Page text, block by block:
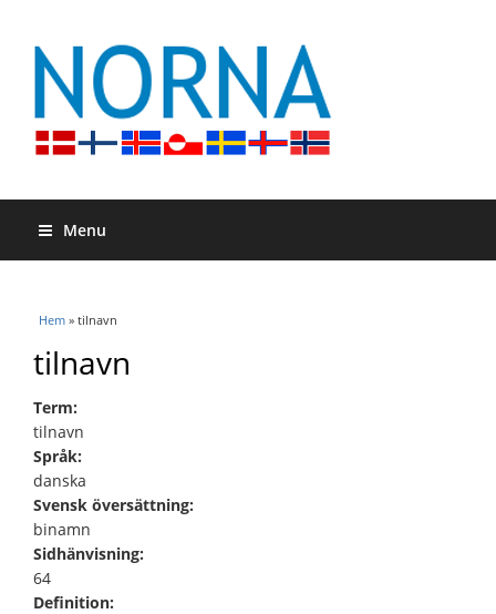
Menu
Du är här
Hem » tilnavn
tilnavn
Term:
tilnavn
Språk:
danska
Svensk översättning:
binamn
Sidhänvisning:
64
Definition: